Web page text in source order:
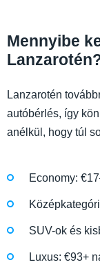
Mennyibe
Lanzarotén
autóbérlés, így
anélkül, hogy túl
Economy:
SUV-ok és
Luxus: €93+